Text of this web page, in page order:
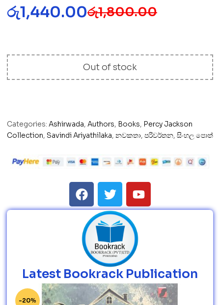
රු1,800.00
රු1,440.00
Out of stock
Categories: Ashirwada, Authors, Books, Percy Jackson
Collection, Savindi Ariyathilaka, නවකතා, පරිවර්තන, සිංහල පොත්
Latest Bookrack Publication
-20%